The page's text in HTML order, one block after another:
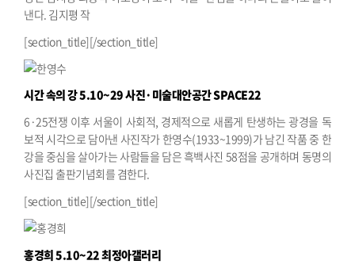
낸다. 김지평 작
[section_title][/section_title]
시간 속의 강5.10~29 사진·미술대안공간 SPACE22
6·25전쟁 이후 서울이 사회적, 경제적으로 새롭게 탄생하는 광경을 독
보적 시각으로 담아낸 사진작가 한영수(1933~1999)가 남긴 작품 중 한
강을 중심을 살아가는 사람들을 담은 흑백사진 58점을 공개하며 동명의
사진집 출판기념회를 겸한다.
[section_title][/section_title]
홍경희5.10~22 최정아갤러리